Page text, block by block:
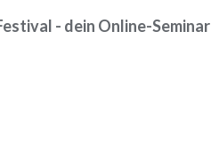
- dein Online-Seminar